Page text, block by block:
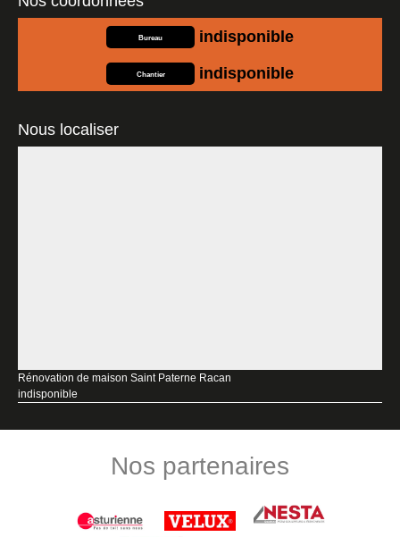
Bureau indisponible
Chantier indisponible
Nous localiser
Rénovation de maison Saint Paterne Racan
indisponible
Nos partenaires